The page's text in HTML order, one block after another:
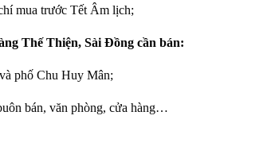
mua trước Tết Âm lịch;
Thế Thiện, Sài Đồng cần bán:
phố Chu Huy Mân;
bán, văn phòng, cửa hàng…